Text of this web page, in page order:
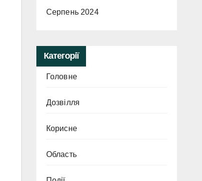
Серпень 2024
Категорії
Головне
Дозвілля
Корисне
Область